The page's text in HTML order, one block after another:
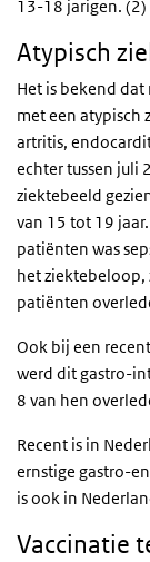
13-18 jarigen. (2)
Atypisch
Het is bekend
met een atypisch
artritis,
echter tussen juli
ziektebeeld
van 15 tot 19
patiënten was
het ziektebeloop,
patiënten
Ook bij een
werd dit gastro-
8 van hen
Recent is in
ernstige gastro-
is ook in
Vaccinatie